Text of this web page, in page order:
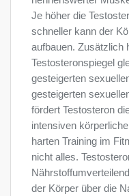
Je höher die
schneller kann der
aufbauen. Zusätzlich
Testosteronspiegel
gesteigerten
gesteigerten
fördert Testosteron
intensiven
harten Training im
nicht alles.
der Körper über die